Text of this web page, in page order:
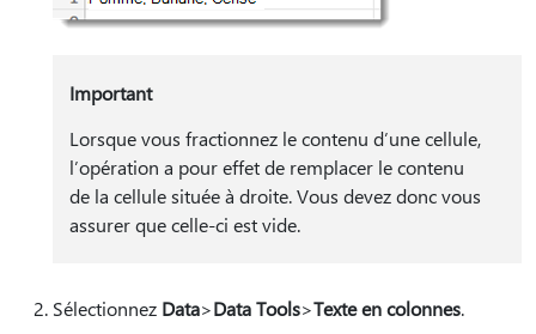
Important
Lorsque vous fractionnez le contenu d’une cellule,
l’opération a pour effet de remplacer le contenu
de la cellule située à droite. Vous devez donc vous
assurer que celle-ci est vide.
Sélectionnez Data>Data Tools>Texte en colonnes.